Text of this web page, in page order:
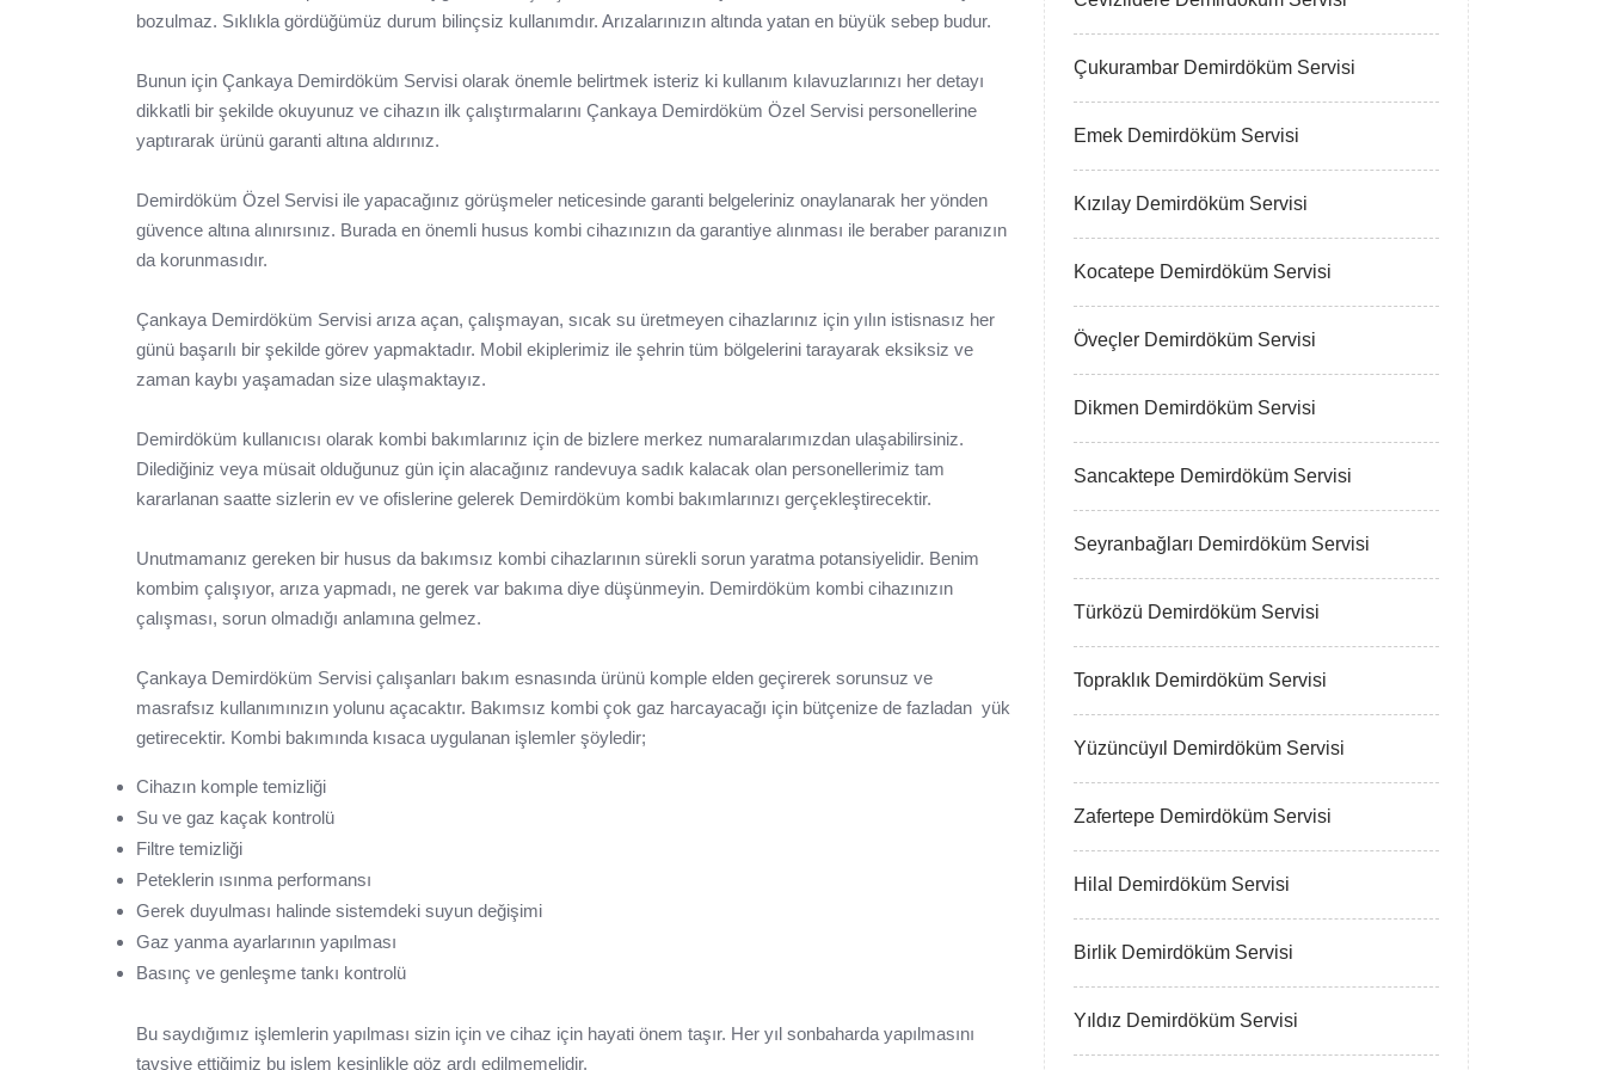
bozulmaz. Sıklıkla gördüğümüz durum bilinçsiz kullanımdır. Arızalarınızın altında yatan en büyük sebep budur.
Bunun için Çankaya Demirdöküm Servisi olarak önemle belirtmek isteriz ki kullanım kılavuzlarınızı her detayı
dikkatli bir şekilde okuyunuz ve cihazın ilk çalıştırmalarını Çankaya Demirdöküm Özel Servisi personellerine
yaptırarak ürünü garanti altına aldırınız.
Demirdöküm Özel Servisi ile yapacağınız görüşmeler neticesinde garanti belgeleriniz onaylanarak her yönden
güvence altına alınırsınız. Burada en önemli husus kombi cihazınızın da garantiye alınması ile beraber paranızın
da korunmasıdır.
Çankaya Demirdöküm Servisi arıza açan, çalışmayan, sıcak su üretmeyen cihazlarınız için yılın istisnasız her
günü başarılı bir şekilde görev yapmaktadır. Mobil ekiplerimiz ile şehrin tüm bölgelerini tarayarak eksiksiz ve
zaman kaybı yaşamadan size ulaşmaktayız.
Demirdöküm kullanıcısı olarak kombi bakımlarınız için de bizlere merkez numaralarımızdan ulaşabilirsiniz.
Dilediğiniz veya müsait olduğunuz gün için alacağınız randevuya sadık kalacak olan personellerimiz tam
kararlanan saatte sizlerin ev ve ofislerine gelerek Demirdöküm kombi bakımlarınızı gerçekleştirecektir.
Unutmamanız gereken bir husus da bakımsız kombi cihazlarının sürekli sorun yaratma potansiyelidir. Benim
kombim çalışıyor, arıza yapmadı, ne gerek var bakıma diye düşünmeyin. Demirdöküm kombi cihazınızın
çalışması, sorun olmadığı anlamına gelmez.
Çankaya Demirdöküm Servisi çalışanları bakım esnasında ürünü komple elden geçirerek sorunsuz ve
masrafsız kullanımınızın yolunu açacaktır. Bakımsız kombi çok gaz harcayacağı için bütçenize de fazladan yük
getirecektir. Kombi bakımında kısaca uygulanan işlemler şöyledir;
Cihazın komple temizliği
Su ve gaz kaçak kontrolü
Filtre temizliği
Peteklerin ısınma performansı
Gerek duyulması halinde sistemdeki suyun değişimi
Gaz yanma ayarlarının yapılması
Basınç ve genleşme tankı kontrolü
Bu saydığımız işlemlerin yapılması sizin için ve cihaz için hayati önem taşır. Her yıl sonbaharda yapılmasını
tavsiye ettiğimiz bu işlem kesinlikle göz ardı edilmemelidir.
Çukurambar Demirdöküm Servisi
Emek Demirdöküm Servisi
Kızılay Demirdöküm Servisi
Kocatepe Demirdöküm Servisi
Öveçler Demirdöküm Servisi
Dikmen Demirdöküm Servisi
Sancaktepe Demirdöküm Servisi
Seyranbağları Demirdöküm Servisi
Türközü Demirdöküm Servisi
Topraklık Demirdöküm Servisi
Yüzüncüyıl Demirdöküm Servisi
Zafertepe Demirdöküm Servisi
Hilal Demirdöküm Servisi
Birlik Demirdöküm Servisi
Yıldız Demirdöküm Servisi